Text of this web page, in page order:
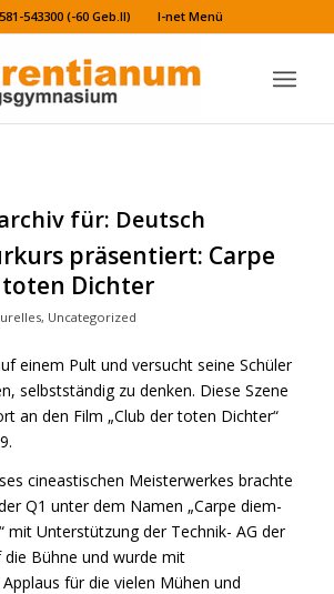
543300 (-60 Geb.II) I-net Menü
für: Deutsch
präsentiert: Carpe
toten Dichter
, Uncategorized
einem Pult und versucht seine Schüler
selbstständig zu denken. Diese Szene
an den Film „Club der toten Dichter“
cineastischen Meisterwerkes brachte
Q1 unter dem Namen „Carpe diem-
mit Unterstützung der Technik- AG der
Bühne und wurde mit
für die vielen Mühen und